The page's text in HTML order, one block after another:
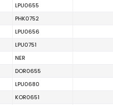
LPU0655
PHK0752
LPU0656
LPU0751
NER
DOR0655
LPU0680
KOR0651